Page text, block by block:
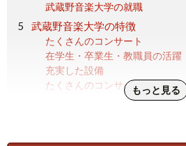
武蔵野音楽大学の就職
武蔵野音楽大学の特徴
たくさんのコンサート
在学生・卒業生・教職員の活躍
充実した設備
たくさんのコンサートホール
武蔵野音楽大学の評判は？
もっと見る